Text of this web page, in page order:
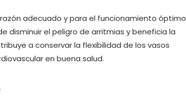
adecuado y para el funcionamiento óptimo
disminuir el peligro de arritmias y beneficia la
a conservar la flexibilidad de los vasos
en buena salud.